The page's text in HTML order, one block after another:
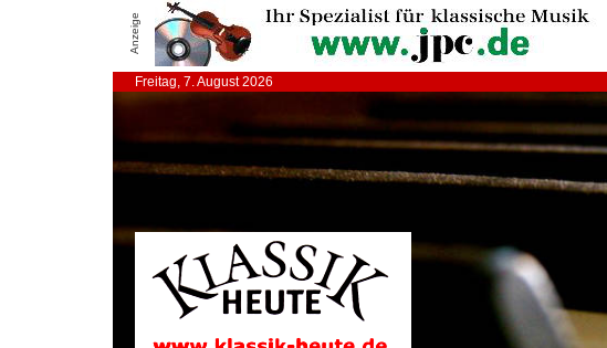
Anzeige
Freitag, 7. August 2026